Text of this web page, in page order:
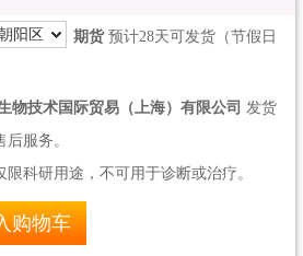
阳区 期货预计28天可发货（节假日
物技术国际贸易（上海）有限公司 发货
后服务。
限科研用途，不可用于诊断或治疗。
购物车